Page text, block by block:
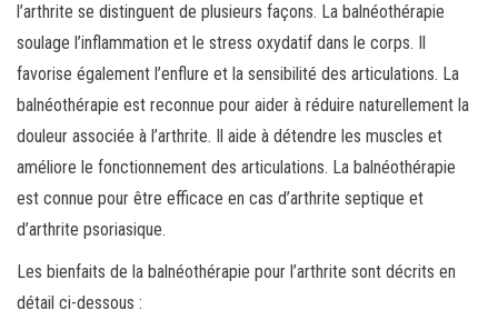
l’arthrite se distinguent de plusieurs façons. La balnéothérapie
soulage l’inflammation et le stress oxydatif dans le corps. Il
favorise également l’enflure et la sensibilité des articulations. La
balnéothérapie est reconnue pour aider à réduire naturellement la
douleur associée à l’arthrite. Il aide à détendre les muscles et
améliore le fonctionnement des articulations. La balnéothérapie
est connue pour être efficace en cas d’arthrite septique et
d’arthrite psoriasique.
Les bienfaits de la balnéothérapie pour l’arthrite sont décrits en
détail ci-dessous :